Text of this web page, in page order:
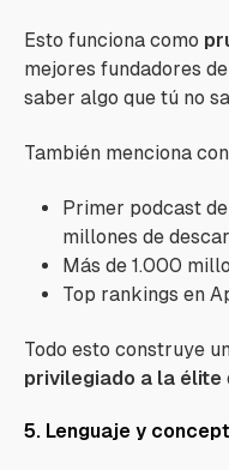
Esto funciona como
mejores fundadores
saber algo que tú no
También menciona
Primer podcast
millones de
Más de 1.000
Top rankings en
Todo esto construye
privilegiado a la élite
5. Lenguaje y